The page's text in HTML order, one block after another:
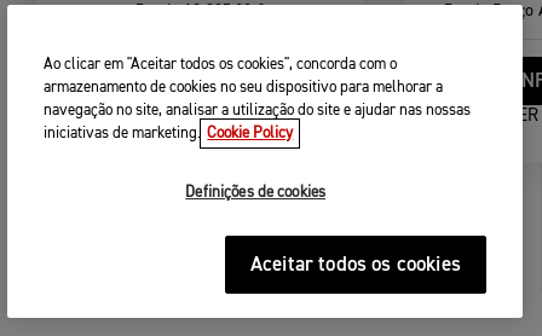
Desde 10 395,00 €
CONFIGURADOR
VER DETALHES
Desde Preço
Ao clicar em "Aceitar todos os cookies", concorda com o
armazenamento de cookies no seu dispositivo para melhorar a
navegação no site, analisar a utilização do site e ajudar nas nossas
iniciativas de marketing. Cookie Policy
Definições de cookies
Aceitar todos os cookies